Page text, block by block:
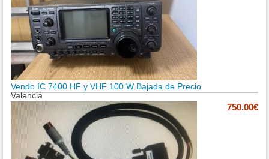
Vendo IC 7400 HF y VHF 100 W Bajada de Precio
Valencia
750.00€